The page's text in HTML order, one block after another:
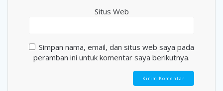
Situs Web
Simpan nama, email, dan situs web saya pada
peramban ini untuk komentar saya berikutnya.